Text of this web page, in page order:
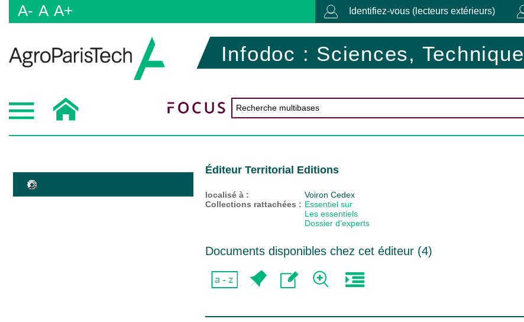
A- A A+ Identifiez-vous (lecteurs extérieurs)
Infodoc : Sciences,
Éditeur Territorial Editions
localisé à :
Voiron Cedex
Collections rattachées : Essentiel sur
Les essentiels
Dossier d'experts
Documents disponibles chez cet éditeur (4)